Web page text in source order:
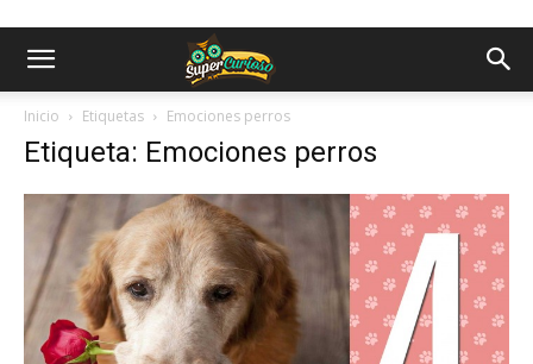
Inicio Etiquetas Emociones perros
Etiqueta: Emociones perros